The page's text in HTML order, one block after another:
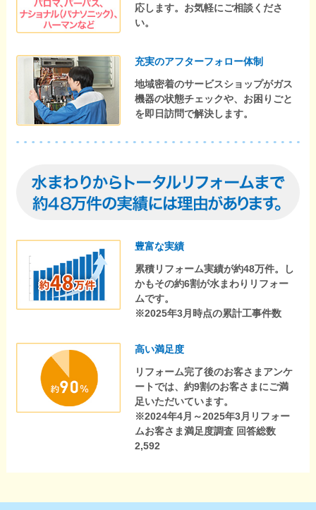
応します。お気軽にご相談くださ
い。
充実のアフターフォロー体制
地域密着のサービスショップがガス
機器の状態チェックや、お困りごと
を即日訪問で解決します。
豊富な実績
累積リフォーム実績が約48万件。し
かもその約6割が水まわりリフォー
ムです。
※2025年3月時点の累計工事件数
高い満足度
リフォーム完了後のお客さまアンケ
ートでは、約9割のお客さまにご満
足いただいています。
※2024年4月～2025年3月リフォー
ムお客さま満足度調査 回答総数
2,592